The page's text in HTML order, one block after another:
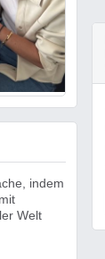
indem
Welt